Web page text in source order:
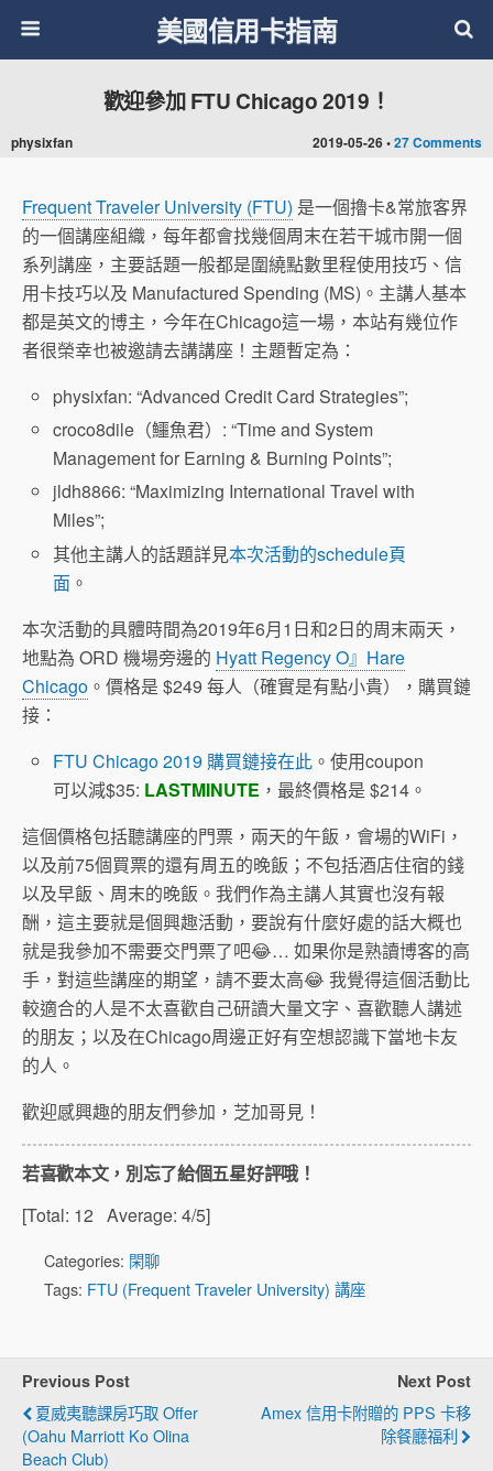
美國信用卡指南
2019-05-26 •27 Comments
歡迎參加 FTU Chicago 2019！
physixfan
Frequent Traveler University (FTU) 是一個擼卡&常旅客界
的一個講座組織，每年都會找幾個周末在若干城市開一個
系列講座，主要話題一般都是圍繞點數里程使用技巧、信
用卡技巧以及 Manufactured Spending (MS)。主講人基本
都是英文的博主，今年在Chicago這一場，本站有幾位作
者很榮幸也被邀請去講講座！主題暫定為：
physixfan: “Advanced Credit Card Strategies”;
croco8dile（鱷魚君）: “Time and System
Management for Earning & Burning Points”;
jldh8866: “Maximizing International Travel with
Miles”;
其他主講人的話題詳見本次活動的schedule頁
面 。
本次活動的具體時間為2019年6月1日和2日的周末兩天，
地點為 ORD 機場旁邊的 Hyatt Regency O』Hare
Chicago 。價格是 $249 每人（確實是有點小貴），購買鏈
接：
FTU Chicago 2019 購買鏈接在此 。使用coupon
可以減$35: LASTMINUTE ，最終價格是 $214。
這個價格包括聽講座的門票，兩天的午飯，會場的WiFi，
以及前75個買票的還有周五的晚飯；不包括酒店住宿的錢
以及早飯、周末的晚飯。我們作為主講人其實也沒有報
酬，這主要就是個興趣活動，要說有什麼好處的話大概也
就是我參加不需要交門票了吧😂… 如果你是熟讀博客的高
手，對這些講座的期望，請不要太高😂 我覺得這個活動比
較適合的人是不太喜歡自己研讀大量文字、喜歡聽人講述
的朋友；以及在Chicago周邊正好有空想認識下當地卡友
的人。
歡迎感興趣的朋友們參加，芝加哥見！
若喜歡本文，別忘了給個五星好評哦！
[Total: 12 Average: 4/5]
Categories: 閑聊
Tags: FTU (Frequent Traveler University) 講座
Previous Post
夏威夷聽課房巧取 Offer
(Oahu Marriott Ko Olina
Beach Club)
Next Post
Amex 信用卡附贈的 PPS 卡移
除餐廳福利